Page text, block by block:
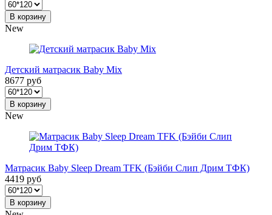
В корзину
New
Детский матрасик Baby Mix
8677 руб
В корзину
New
Матрасик Baby Sleep Dream TFK (Бэйби Слип Дрим ТФК)
4419 руб
В корзину